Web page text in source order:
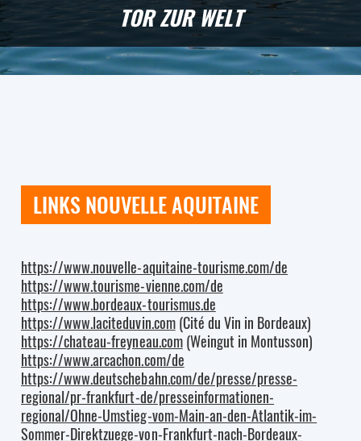
TOR ZUR WELT
LINKS NOUVELLE AQUITAINE
https://www.nouvelle-aquitaine-tourisme.com/de
https://www.tourisme-vienne.com/de
https://www.bordeaux-tourismus.de
https://www.laciteduvin.com(Cité du Vin in Bordeaux)
https://chateau-freyneau.com(Weingut in Montusson)
https://www.arcachon.com/de
https://www.deutschebahn.com/de/presse/presse-
regional/pr-frankfurt-de/presseinformationen-
regional/Ohne-Umstieg-vom-Main-an-den-Atlantik-im-
Sommer-Direktzuege-von-Frankfurt-nach-Bordeaux-